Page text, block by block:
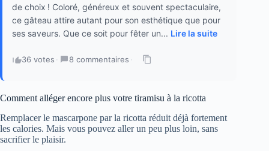
de choix ! Coloré, généreux et souvent spectaculaire,
ce gâteau attire autant pour son esthétique que pour
ses saveurs. Que ce soit pour fêter un... Lire la suite
36 votes · 8 commentaires ·
Comment alléger encore plus votre tiramisu à la ricotta
Remplacer le mascarpone par la ricotta réduit déjà fortement
les calories. Mais vous pouvez aller un peu plus loin, sans
sacrifier le plaisir.